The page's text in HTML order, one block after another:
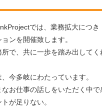
では、業務拡大につ
ンを開催致します。
で、共に一歩を踏み出してく
今多岐にわたっています。
お仕事の話しをいただく中で
が足りない。